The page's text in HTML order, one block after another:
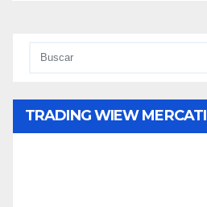
TRADING WIEW MERCATI